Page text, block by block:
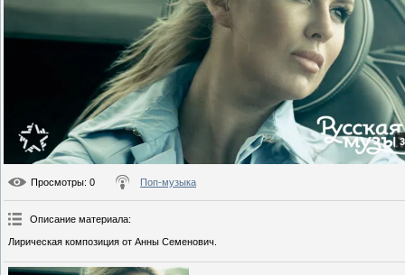
Просмотры: 0 Поп-музыка
Описание материала:
Лирическая композиция от Анны Семенович.